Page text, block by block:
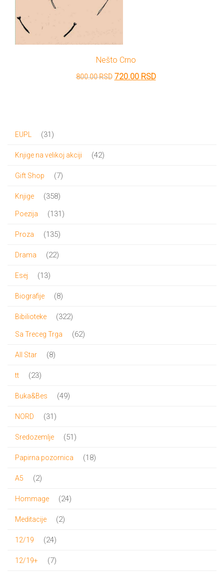
Nešto Crno
800.00RSD Originalna
720.00 RSDTrenutna
EUPL 3131
Knjige na velikoj akciji 4242
Gift Shop 77
Knjige 358358
proizvoda
Poezija 131131
Proza 135135
Drama 2222
Esej 1313
Biografije 88
Bibilioteke 322322
proizvoda
Sa Treceg Trga 6262
All Star 88
tt 2323
Buka&Bes 4949
NORD 3131
Sredozemlje 5151
Papirna pozornica 1818
A5 22
Hommage 2424
Meditacije 22
12/19 2424
12/19+ 77